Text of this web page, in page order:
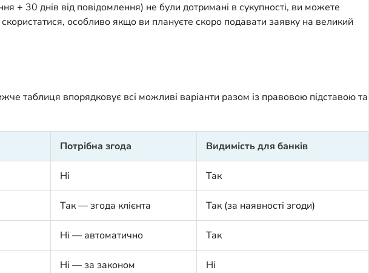
+ 30 днів від повідомлення) не були дотримані в сукупності, ви можете
особливо якщо ви плануєте скоро подавати заявку на великий
таблиця впорядковує всі можливі варіанти разом із правовою підставою та
Потрібна згода Видимість для банків
Ні Так
Так — згода клієнта Так (за наявності згоди)
Ні — автоматично Так
Ні — за законом Ні